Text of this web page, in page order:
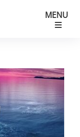
MENU